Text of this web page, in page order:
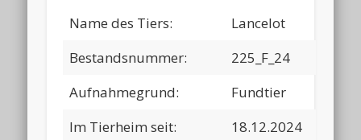
Name des Tiers:
Lancelot
Bestandsnummer:
225_F_24
Aufnahmegrund:
Fundtier
Im Tierheim seit:
18.12.2024